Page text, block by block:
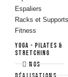
Espaliers
Racks et Supports
Fitness
YOGA - PILATES &
STRETCHING
Pilates & Gym
Nos